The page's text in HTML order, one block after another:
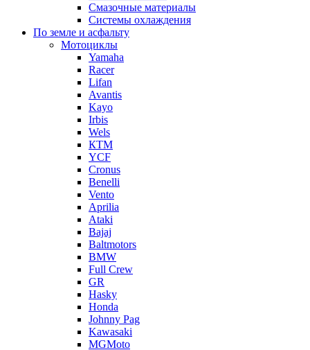
Смазочные материалы
Системы охлаждения
По земле и асфальту
Мотоциклы
Yamaha
Racer
Lifan
Avantis
Kayo
Irbis
Wels
КТМ
YCF
Cronus
Benelli
Vento
Aprilia
Ataki
Bajaj
Baltmotors
BMW
Full Crew
GR
Hasky
Honda
Johnny Pag
Kawasaki
MGMoto